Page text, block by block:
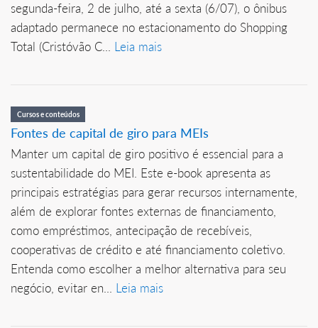
segunda-feira, 2 de julho, até a sexta (6/07), o ônibus
adaptado permanece no estacionamento do Shopping
Total (Cristóvão C... Leia mais
Cursos e conteúdos
Fontes de capital de giro para MEIs
Manter um capital de giro positivo é essencial para a
sustentabilidade do MEI. Este e-book apresenta as
principais estratégias para gerar recursos internamente,
além de explorar fontes externas de financiamento,
como empréstimos, antecipação de recebíveis,
cooperativas de crédito e até financiamento coletivo.
Entenda como escolher a melhor alternativa para seu
negócio, evitar en... Leia mais